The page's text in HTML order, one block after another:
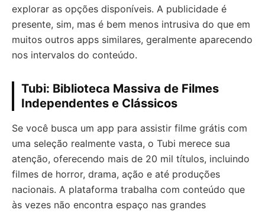
explorar as opções disponíveis. A publicidade é
presente, sim, mas é bem menos intrusiva do que em
muitos outros apps similares, geralmente aparecendo
nos intervalos do conteúdo.
Tubi: Biblioteca Massiva de Filmes
Independentes e Clássicos
Se você busca um app para assistir filme grátis com
uma seleção realmente vasta, o Tubi merece sua
atenção, oferecendo mais de 20 mil títulos, incluindo
filmes de horror, drama, ação e até produções
nacionais. A plataforma trabalha com conteúdo que
às vezes não encontra espaço nas grandes